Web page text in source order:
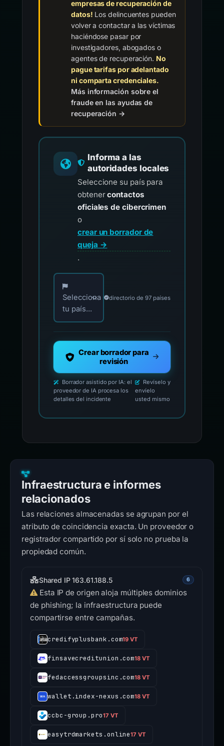
empresas de recuperación de
datos! Los delincuentes pueden
volver a contactar a las víctimas
haciéndose pasar por
investigadores, abogados o
agentes de recuperación. No
pague tarifas por adelantado
ni comparta credenciales.
Más información sobre el
fraude en las ayudas de
recuperación →
Informa a las
autoridades locales
Seleccione su país para
obtenercontactos
oficiales de cibercrimen
o
crear un borrador de
queja →
.
Elija su país para los contactos oficiales de
Selecciona
tu país...
directorio de 97 países
Crear borrador para
revisión
Borrador asistido por IA: el
proveedor de IA procesa los
detalles del incidente
Revíselo y
envíelo
usted mismo
Infraestructura e informes
relacionados
Las relaciones almacenadas se agrupan por el
atributo de coincidencia exacta. Un proveedor o
registrador compartido por sí solo no prueba la
propiedad común.
Shared IP 163.61.188.5 6
Esta IP de origen aloja múltiples dominios
de phishing; la infraestructura puede
compartirse entre campañas.
credifyplusbank.com19 VT
finsavecreditunion.com18 VT
fedaccessgroupsinc.com18 VT
wallet.index-nexus.com18 VT
ccbc-group.pro17 VT
easytrdmarkets.online17 VT